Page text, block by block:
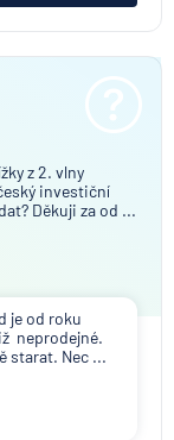
z 2. vlny
investiční
Děkuji za od ...
je od roku
neprodejné.
starat. Nec ...